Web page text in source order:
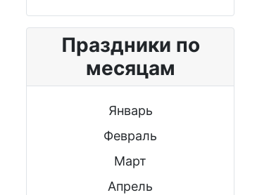
Праздники по
месяцам
Январь
Февраль
Март
Апрель